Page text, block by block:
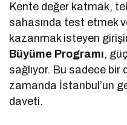
Kente değer katmak,
sahasında test etmek
kazanmak isteyen
Büyüme Programı,
sağlıyor. Bu sadece bir
zamanda İstanbul’un
daveti.